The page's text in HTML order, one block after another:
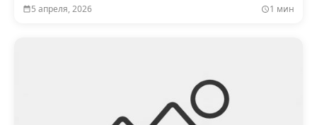
5 апреля, 2026 1 мин